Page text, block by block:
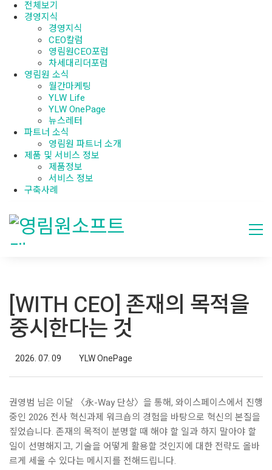
전체보기
경영지식
경영지식
CEO칼럼
영림원CEO포럼
차세대리더포럼
영림원 소식
월간마케팅
YLW Life
YLW OnePage
뉴스레터
파트너 소식
영림원 파트너 소개
제품 및 서비스 정보
제품정보
서비스 정보
구축사례
[WITH CEO] 존재의 목적을
중시한다는 것
2026. 07. 09 YLW OnePage
권영범 님은 이달 〈永-Way 단상〉을 통해, 와이스페이스에서 진행
중인 2026 전사 혁신과제 워크숍의 경험을 바탕으로 혁신의 본질을
짚었습니다. 존재의 목적이 분명할 때 해야 할 일과 하지 말아야 할
일이 선명해지고, 기술을 어떻게 활용할 것인지에 대한 전략도 올바
르게 세울 수 있다는 메시지를 전해드립니다.